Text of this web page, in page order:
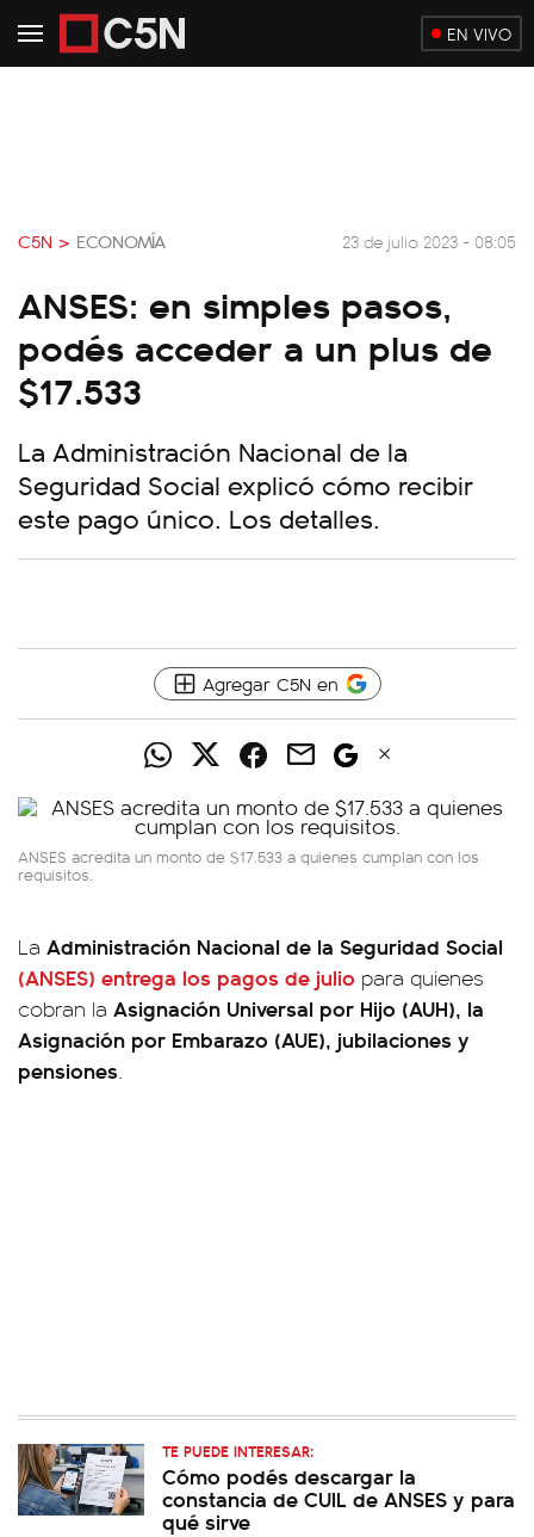
EN VIVO
C5N > ECONOMÍA 23 de julio 2023 - 08:05
ANSES: en simples pasos,
podés acceder a un plus de
$17.533
La Administración Nacional de la
Seguridad Social explicó cómo recibir
este pago único. Los detalles.
Agregar C5N en
ANSES acredita un monto de $17.533 a quienes cumplan con los
requisitos.
La Administración Nacional de la Seguridad Social
(ANSES) entrega los pagos de julio para quienes
cobran la Asignación Universal por Hijo (AUH), la
Asignación por Embarazo (AUE), jubilaciones y
pensiones.
TE PUEDE INTERESAR:
Cómo podés descargar la
constancia de CUIL de ANSES y para
qué sirve